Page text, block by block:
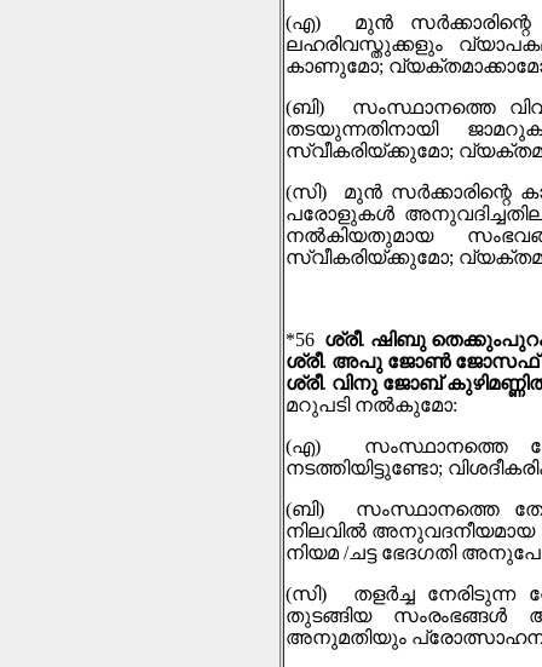
(എ) മുൻ
ലഹരിവസ്തുക്കളും
കാണുമോ;
(ബി) സംസ്ഥാനത്തെ
തടയുന്നതിനായി
സ്വീകരിയ്ക്കുമോ;
(സി) മുൻ സർക്കാരിന്റെ
പരോളുകൾ
നൽകിയതുമായ
സ്വീകരിയ്ക്കുമോ;
*56 ശ്രീ. ഷിബു
ശ്രീ. അപു ജോൺ ജോസഫ്
ശ്രീ. വിനു ജോബ്
മറുപടി നല്‍കുമോ:
(എ) സംസ്ഥാനത്തെ
നടത്തിയിട്ടുണ്ടോ;
(ബി) സംസ്ഥാനത്തെ
നിലവിൽ അനുവദനീയമായ
നിയമ /ചട്ട ഭേദഗതി
(സി) തളർച്ച
തുടങ്ങിയ സംരംഭങ്ങൾ
അനുമതിയും